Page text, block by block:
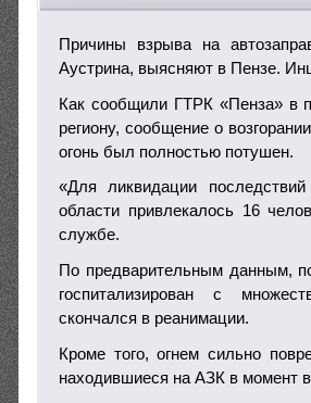
Причины взрыва на
Аустрина, выясняют в Пензе.
Как сообщили ГТРК «Пенза» в
региону, сообщение о
огонь был полностью потушен.
«Для ликвидации
области привлекалось 16
службе.
По предварительным данным,
госпитализирован с
скончался в реанимации.
Кроме того, огнем сильно
находившиеся на АЗК в момент